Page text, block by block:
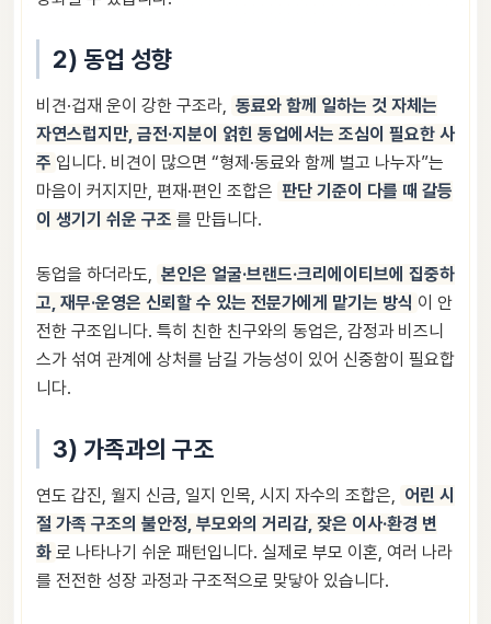
2) 동업 성향
비견·겁재 운이 강한 구조라, 동료와 함께 일하는 것 자체는
자연스럽지만, 금전·지분이 얽힌 동업에서는 조심이 필요한 사
주 입니다. 비견이 많으면 “형제·동료와 함께 벌고 나누자”는
마음이 커지지만, 편재·편인 조합은 판단 기준이 다를 때 갈등
이 생기기 쉬운 구조 를 만듭니다.
동업을 하더라도, 본인은 얼굴·브랜드·크리에이티브에 집중하
고, 재무·운영은 신뢰할 수 있는 전문가에게 맡기는 방식 이 안
전한 구조입니다. 특히 친한 친구와의 동업은, 감정과 비즈니
스가 섞여 관계에 상처를 남길 가능성이 있어 신중함이 필요합
니다.
3) 가족과의 구조
연도 갑진, 월지 신금, 일지 인목, 시지 자수의 조합은, 어린 시
절 가족 구조의 불안정, 부모와의 거리감, 잦은 이사·환경 변
화 로 나타나기 쉬운 패턴입니다. 실제로 부모 이혼, 여러 나라
를 전전한 성장 과정과 구조적으로 맞닿아 있습니다.